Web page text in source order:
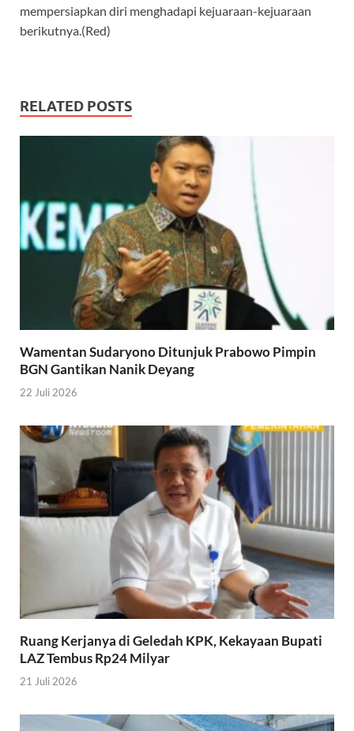
mempersiapkan diri menghadapi kejuaraan-kejuaraan
berikutnya.(Red)
RELATED POSTS
Wamentan Sudaryono Ditunjuk Prabowo Pimpin
BGN Gantikan Nanik Deyang
22 Juli 2026
Ruang Kerjanya di Geledah KPK, Kekayaan Bupati
LAZ Tembus Rp24 Milyar
21 Juli 2026